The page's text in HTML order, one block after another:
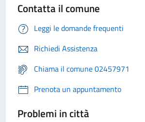
Contatta il comune
Leggi le domande frequenti
Richiedi Assistenza
Chiama il comune 02457971
Prenota un appuntamento
Problemi in città